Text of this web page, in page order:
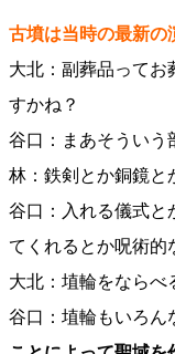
古墳は当時の最新の
大北：副葬品ってお
すかね？
谷口：まあそういう
林：鉄剣とか銅鏡と
谷口：入れる儀式と
てくれるとか呪術的
大北：埴輪をならべ
谷口：埴輪もいろん